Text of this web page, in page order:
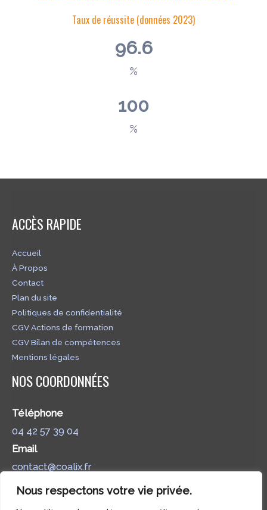
Nous respectons votre vie privée.
Taux de réussite (données 2023)
%
96.6
%
100
ACCÈS RAPIDE
Accueil
À Propos
Contact
Plan du site
Politiques de confidentialité
CGV Actions de formation
CGV Bilan de compétences
Mentions légales
NOS COORDONNÉES
Téléphone
04 42 57 39 04
Email
contact@coalix.fr
Adresse postale